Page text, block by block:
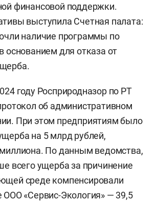
финансовой поддержки.
выступила Счетная палата:
наличие программы по
основанием для отказа от
году Росприродназор по РТ
об административном
При этом предприятиям было
на 5 млрд рублей,
По данным ведомства,
всего ущерба за причинение
среде компенсировали
ООО «Сервис-Экология» — 39,5